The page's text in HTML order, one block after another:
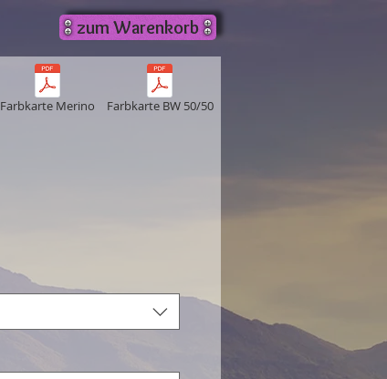
zum Warenkorb
Farbkarte BW 50/50
Farbkarte Merino